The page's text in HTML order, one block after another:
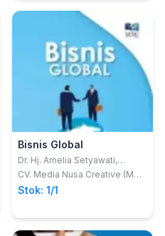
Bisnis Global
Dr. Hj. Amelia Setyawati,
SH.,MM.
CV. Media Nusa Creative (MNC
PUBLISHING)
Stok: 1/1